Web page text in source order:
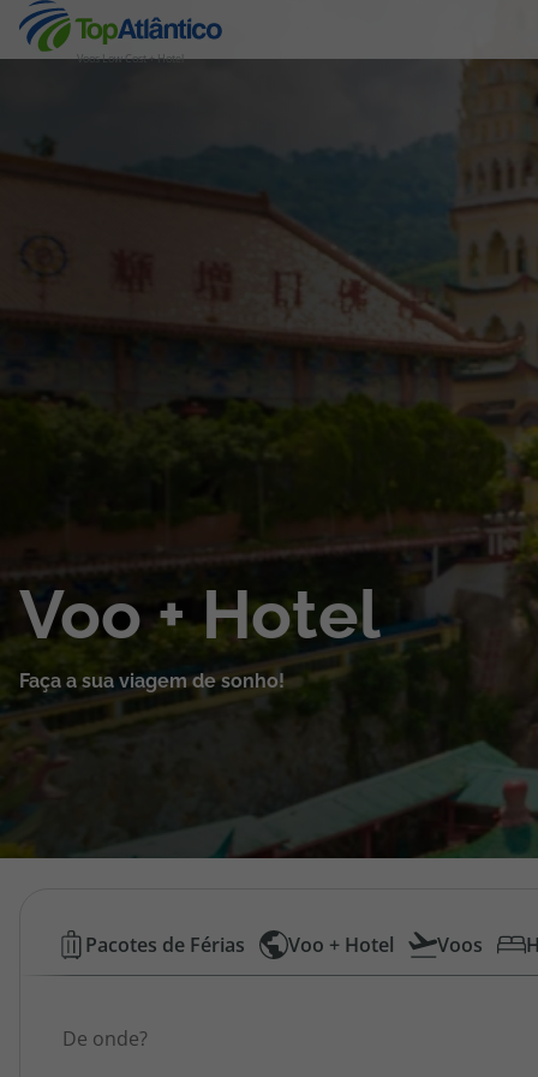
Voos Low Cost + Hotel
Destinos
Voos + Hotel
Pacotes de Férias
Cruzeiros
Promoções
Especialistas
Cheque Viagem
Voo + Hotel
Faça a sua viagem de sonho!
Voos
Low
Cost
Pacotes de Férias Voo + Hotel Voos